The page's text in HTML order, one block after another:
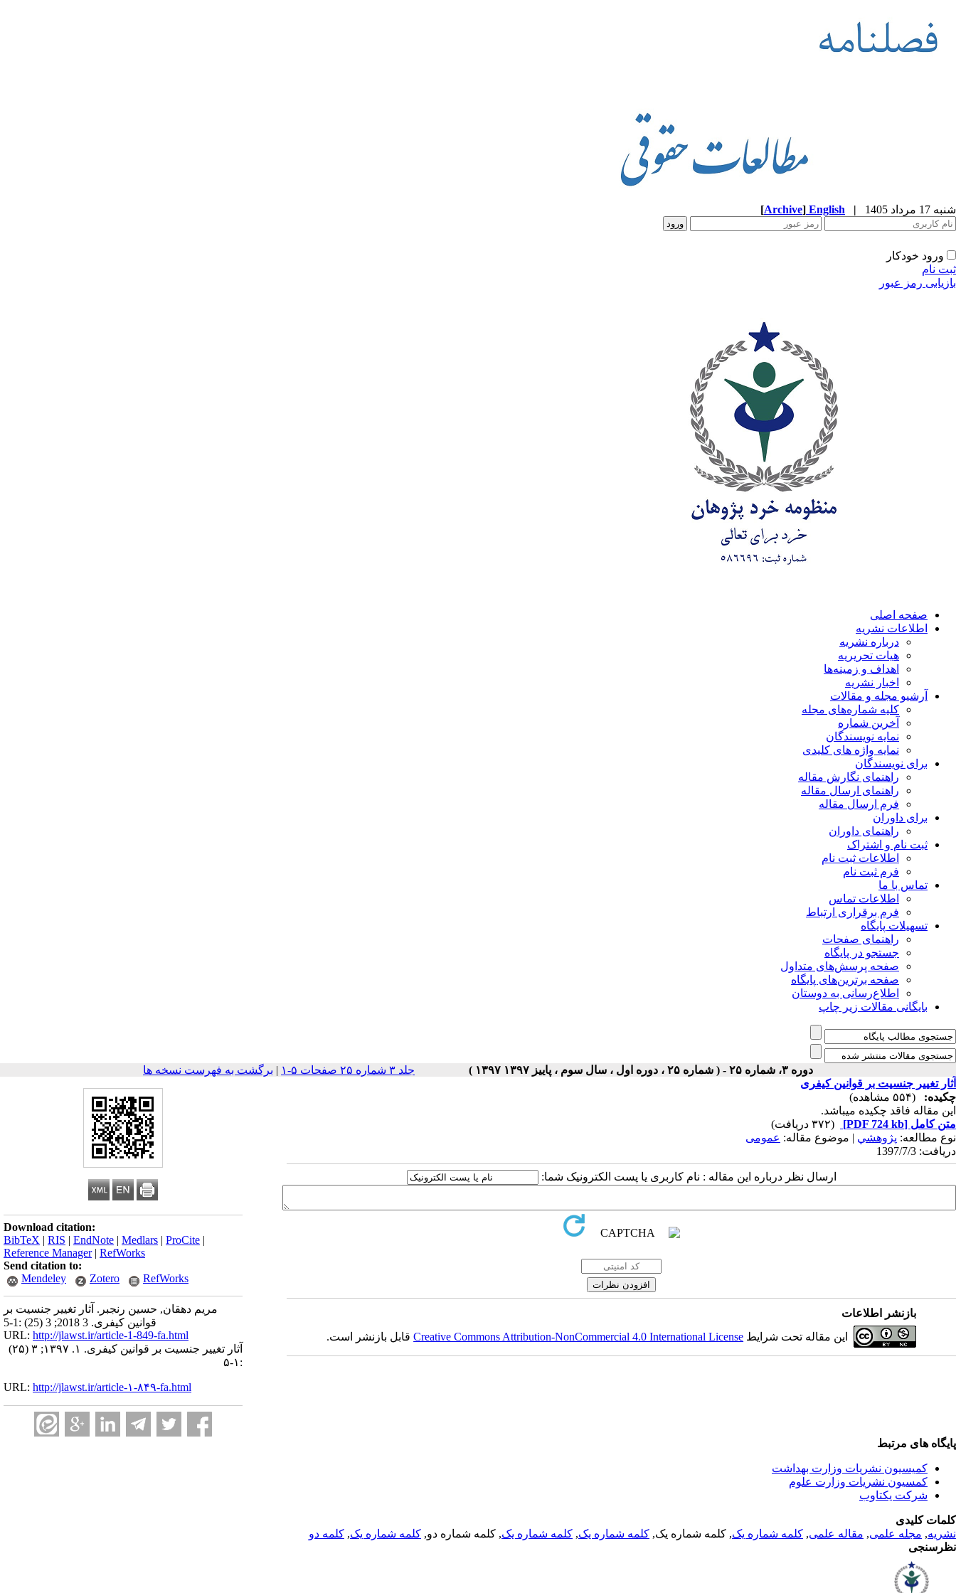
شنبه 17 مرداد 1405 |
English
[Archive]
ورود خودکار
ثبت نام
بازیابی رمز عبور
صفحه اصلی
اطلاعات نشریه
درباره نشریه
هیات تحریریه
اهداف و زمینه‌ها
اخبار نشریه
آرشیو مجله و مقالات
کلیه شماره‌های مجله
آخرین شماره
نمایه نویسندگان
نمایه واژه های کلیدی
برای نویسندگان
راهنمای نگارش مقاله
راهنمای ارسال مقاله
فرم ارسال مقاله
برای داوران
راهنمای داوران
ثبت نام و اشتراک
اطلاعات ثبت نام
فرم ثبت نام
تماس با ما
اطلاعات تماس
فرم برقراری ارتباط
تسهیلات پایگاه
راهنمای صفحات
جستجو در پایگاه
صفحه پرسش‌های متداول
صفحه برترین‌های پایگاه
اطلاع‌رسانی به دوستان
بایگانی مقالات زیر چاپ
دوره ۳، شماره ۲۵ - ( شماره ۲۵ ، دوره اول ، سال سوم ، پاییز ۱۳۹۷ ۱۳۹۷ ) جلد ۳ شماره ۲۵ صفحات ۵-۱ | برگشت به فهرست نسخه ها
Download citation:
BibTeX | RIS | EndNote | Medlars | ProCite |
Reference Manager| RefWorks
Send citation to:
Mendeley
Zotero RefWorks
مریم دهقان, حسین رنجبر. آثار تغییر جنسیت بر
قوانین کیفری. 3 2018; 3 (25) :1-5
URL: http://jlawst.ir/article-1-849-fa.html
آثار تغییر جنسیت بر قوانین کیفری. ۱. ۱۳۹۷; ۳ (۲۵)
:۱-۵
URL: http://jlawst.ir/article-۱-۸۴۹-fa.html
آثار تغییر جنسیت بر قوانین کیفری
چکیده:
(۵۵۴ مشاهده)
این مقاله فاقد چکیده می​باشد.
متن کامل [PDF 724 kb]
(۳۷۲ دریافت)
نوع مطالعه: پژوهشي | موضوع مقاله: عمومى
دریافت: 1397/7/3
ارسال نظر درباره این مقاله : نام کاربری یا پست الکترونیک شما:
بازنشر اطلاعات
این مقاله تحت شرایط Creative Commons Attribution-NonCommercial 4.0 International Licenseقابل بازنشر است.
پایگاه های مرتبط
کمیسیون نشریات وزارت بهداشت
کمسیون نشریات وزارت علوم
شرکت یکتاوب
کلمات کلیدی
نشریه, مجله علمی, مقاله علمی, کلمه شماره یک, کلمه شماره یک, کلمه شماره یک, کلمه شماره یک, کلمه شماره دو, کلمه شماره یک, کلمه دو
نظرسنجی